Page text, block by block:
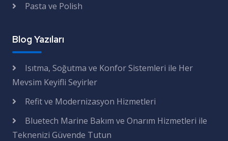
Pasta ve Polish
Blog Yazıları
Isıtma, Soğutma ve Konfor Sistemleri ile Her
Mevsim Keyifli Seyirler
Refit ve Modernizasyon Hizmetleri
Bluetech Marine Bakım ve Onarım Hizmetleri ile
Teknenizi Güvende Tutun